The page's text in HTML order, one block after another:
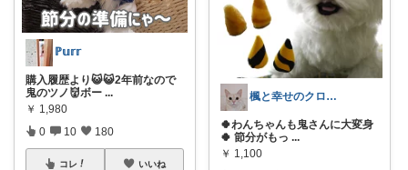
ℙ𝕦𝕣𝕣
購入履歴より😺😺2年前なので
鬼のツノ👹ボー ...
￥ 1,980
0 10 180
コレ いいね
楓と幸せのクローバー🍀
🍀わんちゃんも鬼さんに大変身
🍀 節分がもっ ...
￥ 1,100